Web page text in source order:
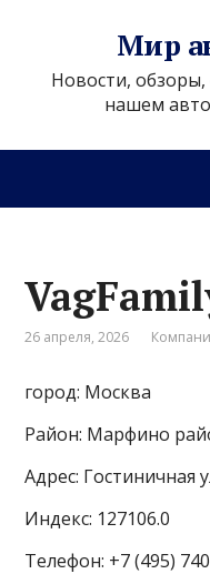
Мир
Новости,
нашем
26 апреля, 2026
город: Москва
Район: Марфино
Адрес: Гостиничная
Индекс: 127106.0
Телефон: +7 (495)